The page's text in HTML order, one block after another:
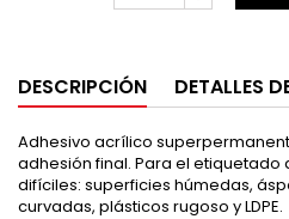
DESCRIPCIÓN DETALLES
Adhesivo acrílico
adhesión final. Para el
difíciles: superficies húmedas,
curvadas, plásticos rugoso y LDPE.